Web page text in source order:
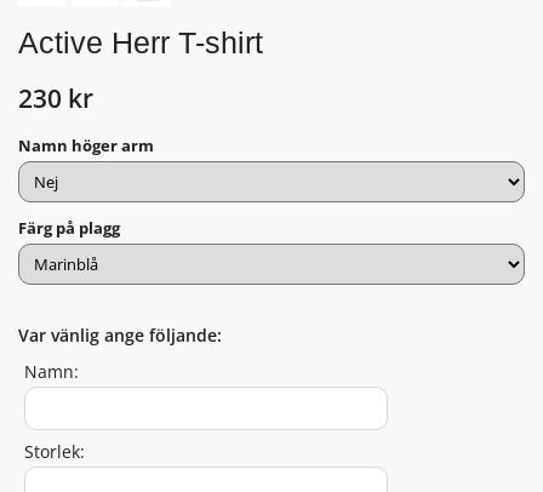
Active Herr T-shirt
230 kr
Namn höger arm
Färg på plagg
Var vänlig ange följande:
Namn:
Storlek: